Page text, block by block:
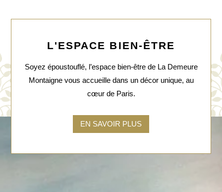
L'ESPACE BIEN-ÊTRE
Soyez époustouflé, l’espace bien-être de La Demeure
Montaigne vous accueille dans un décor unique, au
cœur de Paris.
EN SAVOIR PLUS
NOTRE DEMEURE
GALERIE